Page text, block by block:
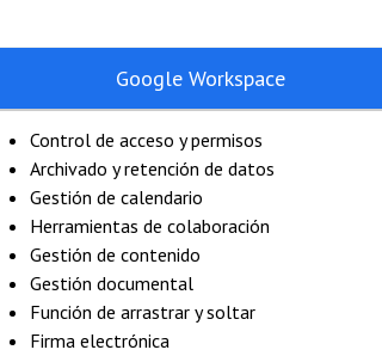
Google Workspace
Control de acceso y permisos
Archivado y retención de datos
Gestión de calendario
Herramientas de colaboración
Gestión de contenido
Gestión documental
Función de arrastrar y soltar
Firma electrónica